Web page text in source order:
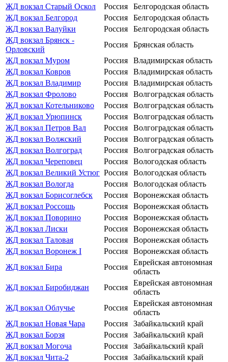
ЖД вокзал Старый Оскол
Россия
Белгородская область
ЖД вокзал Белгород
Россия
Белгородская область
ЖД вокзал Валуйки
Россия
Белгородская область
ЖД вокзал Брянск -
Орловский
Россия
Брянская область
ЖД вокзал Муром
Россия
Владимирская область
ЖД вокзал Ковров
Россия
Владимирская область
ЖД вокзал Владимир
Россия
Владимирская область
ЖД вокзал Фролово
Россия
Волгоградская область
ЖД вокзал Котельниково
Россия
Волгоградская область
ЖД вокзал Урюпинск
Россия
Волгоградская область
ЖД вокзал Петров Вал
Россия
Волгоградская область
ЖД вокзал Волжский
Россия
Волгоградская область
ЖД вокзал Волгоград
Россия
Волгоградская область
ЖД вокзал Череповец
Россия
Вологодская область
ЖД вокзал Великий Устюг Россия
Вологодская область
ЖД вокзал Вологда
Россия
Вологодская область
ЖД вокзал Борисоглебск
Россия
Воронежская область
ЖД вокзал Россошь
Россия
Воронежская область
ЖД вокзал Поворино
Россия
Воронежская область
ЖД вокзал Лиски
Россия
Воронежская область
ЖД вокзал Таловая
Россия
Воронежская область
ЖД вокзал Воронеж I
Россия
Воронежская область
ЖД вокзал Бира
Россия
Еврейская автономная
область
ЖД вокзал Биробиджан
Россия
Еврейская автономная
область
ЖД вокзал Облучье
Россия
Еврейская автономная
область
ЖД вокзал Новая Чара
Россия
Забайкальский край
ЖД вокзал Борзя
Россия
Забайкальский край
ЖД вокзал Могоча
Россия
Забайкальский край
ЖД вокзал Чита-2
Россия
Забайкальский край